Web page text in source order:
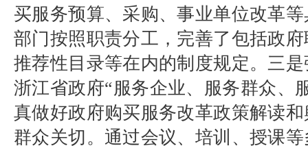
买服务预算、采购、事业单位改革
部门按照职责分工，完善了包括政
推荐性目录等在内的制度规定。三
浙江省政府“服务企业、服务群众、
真做好政府购买服务改革政策解读
群众关切。通过会议、培训、授课